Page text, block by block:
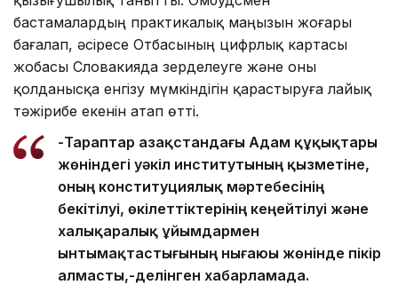
бастамалардың практикалық маңызын жоғары
бағалап, әсіресе Отбасының цифрлық картасы
жобасы Словакияда зерделеуге және оны
қолданысқа енгізу мүмкіндігін қарастыруға лайық
тәжірибе екенін атап өтті.
-Тараптар Қазақстандағы Адам құқықтары
жөніндегі уәкіл институтының қызметіне,
оның конституциялық мәртебесінің
бекітілуі, өкілеттіктерінің кеңейтілуі және
халықаралық ұйымдармен
ынтымақтастығының нығаюы жөнінде пікір
алмасты,-делінген хабарламада.